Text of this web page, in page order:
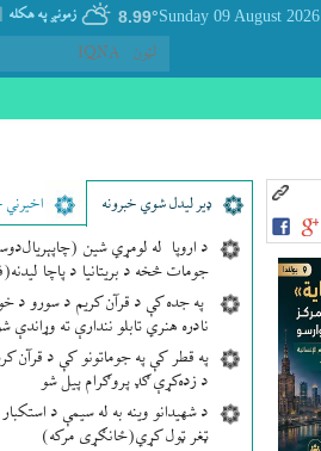
| زمونږ په هکله 8.99°
ډير لیدل شوي خبرونه اخیرني
د اروپا له لومړي شین
جومات څخه د بریتانیا د پاچا
په جده کې د قرآن کریم د سورو د
نادره هنري تابلو نندارې ته وړاندې
په قطر کې په جوماتونو کې د قرآن
د زده‌کړې ګډ پروګرام پیل شو
د شهیدانو وینه به له سیمې د
ټغر ټول کړي(ځانګړی مرکه)